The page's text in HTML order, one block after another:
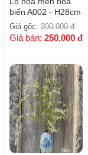
biến A002 - H28cm
Giá gốc: 300,000 đ
Giá bán: 250,000 đ